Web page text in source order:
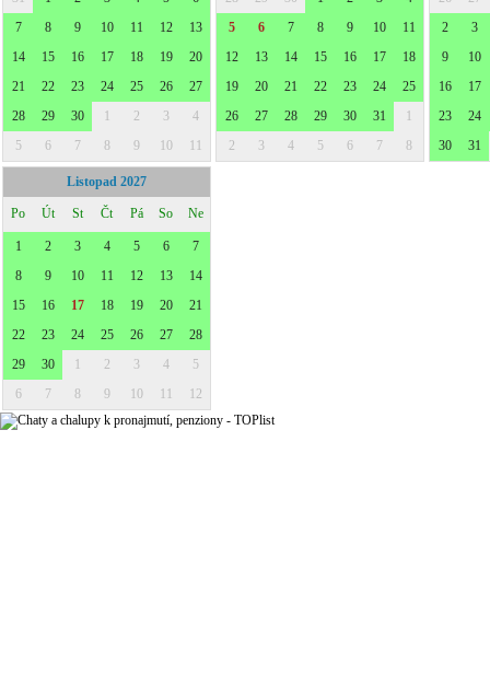
7
8 9 10 11 12
13
14
15 16 17 18 19
20
21
22 23 24 25 26
27
28
29 30 1 2 3
4
5
6 7 8 9 10 11
5
6 7 8 9 10
11
12
13 14 15 16 17
18
19
20 21 22 23 24
25
26
27 28 29 30 31
1
2
3 4 5 6 7 8
2
3
9
10
16
17
23
24
30
31
Listopad 2027
Po Út St Čt Pá So Ne
1 2 3 4 5 6
7
8
9 10 11 12 13
14
15
16 17 18 19 20
21
22
23 24 25 26 27
28
29
30 1 2 3 4
5
6
7 8 9 10 11 12